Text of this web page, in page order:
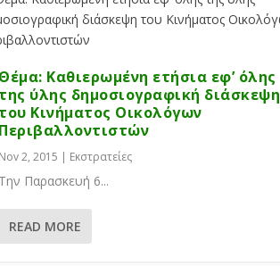
Θέμα: Καθιερωμένη ετήσια εφ’ όλης
της ύλης δημοσιογραφική διάσκεψη
του Κινήματος Οικολόγων
Περιβαλλοντιστών
Nov 2, 2015 | Εκστρατείες
Την Παρασκευή 6...
READ MORE